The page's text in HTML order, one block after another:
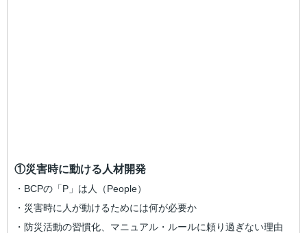
①災害時に動ける人材開発
・BCPの「P」は人（People）
・災害時に人が動けるためには何が必要か
・防災活動の習慣化、マニュアル・ルールに頼り過ぎない理由